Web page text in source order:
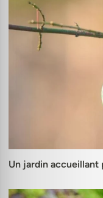
Un jardin accueillant